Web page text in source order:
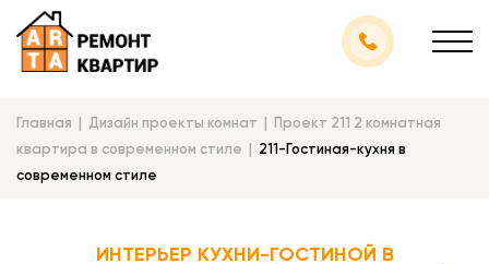
Главная Дизайн проекты комнат
Проект 211 2 комнатная
квартира в современном стиле
211-Гостиная-кухня в
современном стиле
ИНТЕРЬЕР КУХНИ-ГОСТИНОЙ В